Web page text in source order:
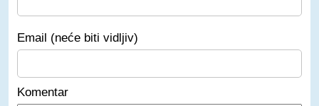
Email (neće biti vidljiv)
Komentar